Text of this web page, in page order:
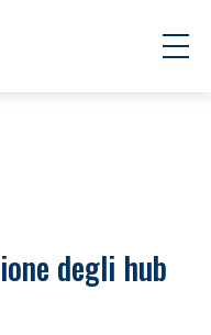
degli hub